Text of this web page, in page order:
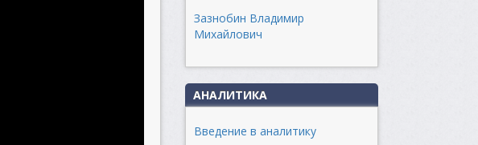
Зазнобин Владимир
Михайлович
АНАЛИТИКА
Введение в аналитику